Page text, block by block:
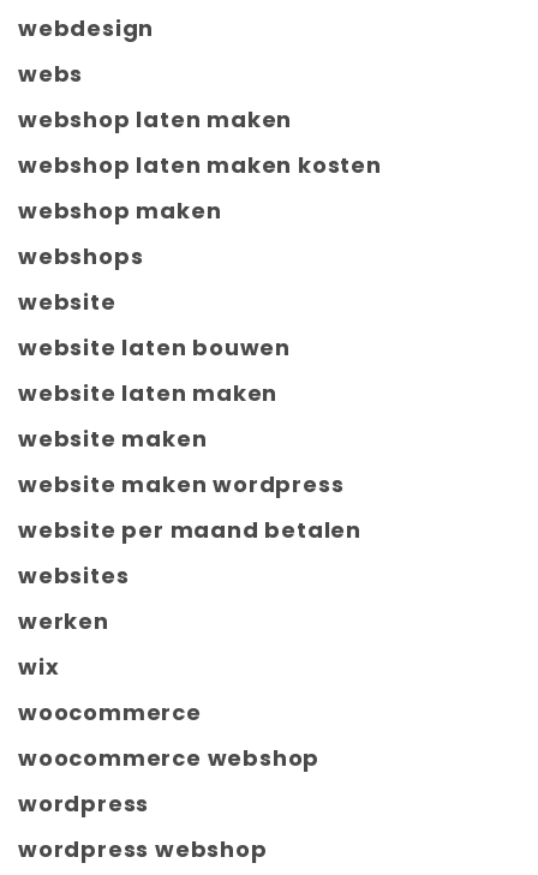
webdesign
webs
webshop laten maken
webshop laten maken kosten
webshop maken
webshops
website
website laten bouwen
website laten maken
website maken
website maken wordpress
website per maand betalen
websites
werken
wix
woocommerce
woocommerce webshop
wordpress
wordpress webshop